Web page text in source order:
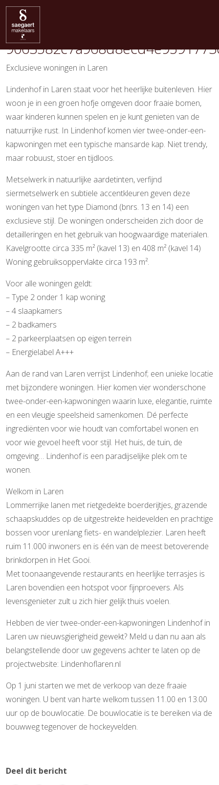
Diamond
Exclusieve woningen in Laren
Lindenhof in Laren staat voor het heerlijke buitenleven. Hier
woon je in een groen hofje omgeven door fraaie bomen,
waar kinderen kunnen spelen en je kunt genieten van de
natuurrijke rust. In Lindenhof komen vier twee-onder-een-
kapwoningen met een typische mansarde kap. Niet trendy,
maar robuust, stoer en tijdloos.
Metselwerk in natuurlijke aardetinten, verfijnd
siermetselwerk en subtiele accentkleuren geven deze
woningen van het type Diamond (bnrs. 13 en 14) een
exclusieve stijl. De woningen onderscheiden zich door de
detailleringen en het gebruik van hoogwaardige materialen.
Kavelgrootte circa 335 m² (kavel 13) en 408 m² (kavel 14)
Woning gebruiksoppervlakte circa 193 m².
Voor alle woningen geldt:
– Type 2 onder 1 kap woning
– 4 slaapkamers
– 2 badkamers
– 2 parkeerplaatsen op eigen terrein
– Energielabel A+++
Aan de rand van Laren verrijst Lindenhof; een unieke locatie
met bijzondere woningen. Hier komen vier wonderschone
twee-onder-een-kapwoningen waarin luxe, elegantie, ruimte
en een vleugje speelsheid samenkomen. Dé perfecte
ingrediënten voor wie houdt van comfortabel wonen en
voor wie gevoel heeft voor stijl. Het huis, de tuin, de
omgeving… Lindenhof is een paradijselijke plek om te
wonen.
Welkom in Laren
Lommerrijke lanen met rietgedekte boerderijtjes, grazende
schaapskuddes op de uitgestrekte heidevelden en prachtige
bossen voor urenlang fiets- en wandelplezier. Laren heeft
ruim 11.000 inwoners en is één van de meest betoverende
brinkdorpen in Het Gooi.
Met toonaangevende restaurants en heerlijke terrasjes is
Laren bovendien een hotspot voor fijnproevers. Als
levensgenieter zult u zich hier gelijk thuis voelen.
Hebben de vier twee-onder-een-kapwoningen Lindenhof in
Laren uw nieuwsgierigheid gewekt? Meld u dan nu aan als
belangstellende door uw gegevens achter te laten op de
projectwebsite: Lindenhoflaren.nl
Op 1 juni starten we met de verkoop van deze fraaie
woningen. U bent van harte welkom tussen 11.00 en 13.00
uur op de bouwlocatie. De bouwlocatie is te bereiken via de
bouwweg tegenover de hockeyvelden.
Deel dit bericht